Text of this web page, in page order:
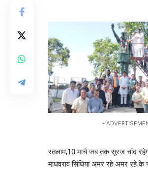
-
रतलाम,10 मार्च जब तक सूरज चांद
माधवराव सिंधिया अमर रहे अमर रहे के